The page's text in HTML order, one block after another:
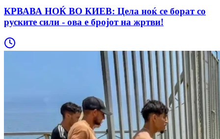
КРВАВА НОЌ ВО КИЕВ: Цела ноќ се борат со
руските сили - ова е бројот на жртви!